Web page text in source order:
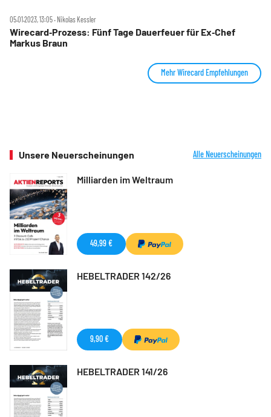
05.01.2023, 13:05 ‧ Nikolas Kessler
Wirecard‑Prozess: Fünf Tage Dauerfeuer für Ex‑Chef
Markus Braun
Mehr Wirecard Empfehlungen
Unsere Neuerscheinungen Alle Neuerscheinungen
Milliarden im Weltraum
49,99 €
HEBELTRADER 142/26
9,90 €
HEBELTRADER 141/26